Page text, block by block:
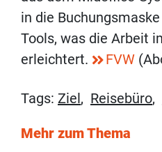
in die
Tools, was die Arbeit
erleichtert.
FVW
Tags: Ziel , Reisebüro,
Mehr zum Thema